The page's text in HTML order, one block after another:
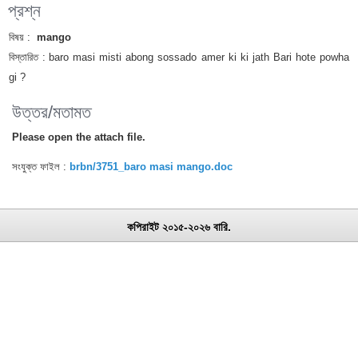
প্রশ্ন
বিষয় :
mango
বিস্তারিত : baro masi misti abong sossado amer ki ki jath Bari hote powha
gi ?
উত্তর/মতামত
Please open the attach file.
সংযুক্ত ফাইল : brbn/3751_baro masi mango.doc
কপিরাইট ২০১৫-২০২৬ বারি.